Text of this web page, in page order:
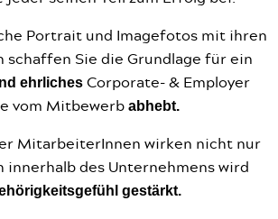
Portrait und Imagefotos mit ihren
Sie die Grundlage für ein
ehrliches Corporate- & Employer
vom Mitbewerb abhebt.
MitarbeiterInnen wirken nicht nur
innerhalb des Unternehmens wird
gestärkt.